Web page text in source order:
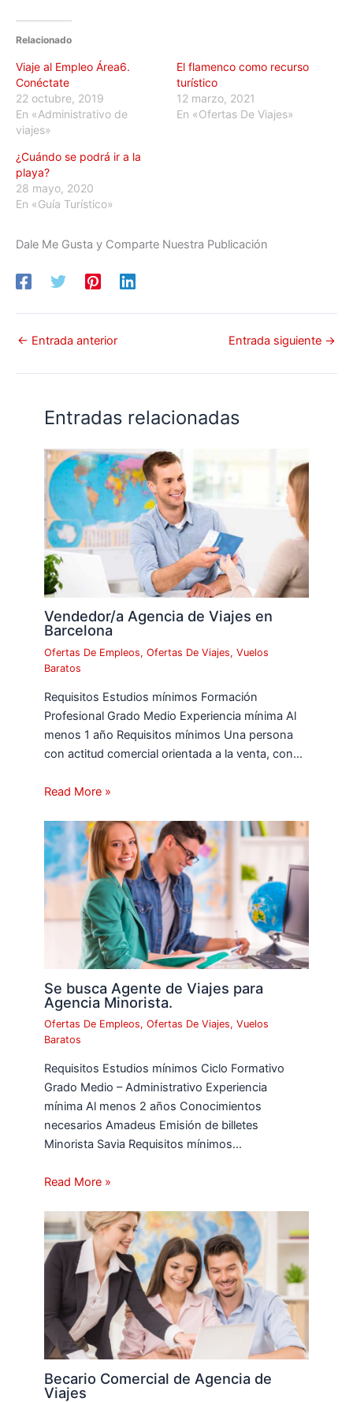
Relacionado
Viaje al Empleo Área6.
Conéctate
22 octubre, 2019
En «Administrativo de
viajes»
El flamenco como recurso
turístico
12 marzo, 2021
En «Ofertas De Viajes»
¿Cuándo se podrá ir a la
playa?
28 mayo, 2020
En «Guía Turístico»
Dale Me Gusta y Comparte Nuestra Publicación
← Entrada anterior Entrada siguiente →
Entradas relacionadas
Vendedor/a Agencia de Viajes en
Barcelona
Ofertas De Empleos,Ofertas De Viajes,Vuelos
Baratos
Requisitos Estudios mínimos Formación
Profesional Grado Medio Experiencia mínima Al
menos 1 año Requisitos mínimos Una persona
con actitud comercial orientada a la venta, con…
Read More »
Se busca Agente de Viajes para
Agencia Minorista.
Ofertas De Empleos,Ofertas De Viajes,Vuelos
Baratos
Requisitos Estudios mínimos Ciclo Formativo
Grado Medio – Administrativo Experiencia
mínima Al menos 2 años Conocimientos
necesarios Amadeus Emisión de billetes
Minorista Savia Requisitos mínimos…
Read More »
Becario Comercial de Agencia de
Viajes